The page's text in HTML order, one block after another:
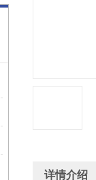
详情介绍